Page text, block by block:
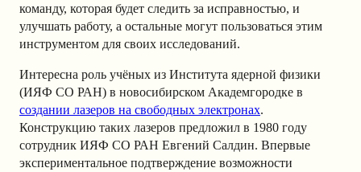
команду, которая будет следить за исправностью, и
улучшать работу, а остальные могут пользоваться этим
инструментом для своих исследований.
Интересна роль учёных из Института ядерной физики
(ИЯФ СО РАН) в новосибирском Академгородке в
создании лазеров на свободных электронах.
Конструкцию таких лазеров предложил в 1980 году
сотрудник ИЯФ СО РАН Евгений Салдин. Впервые
экспериментальное подтверждение возможности